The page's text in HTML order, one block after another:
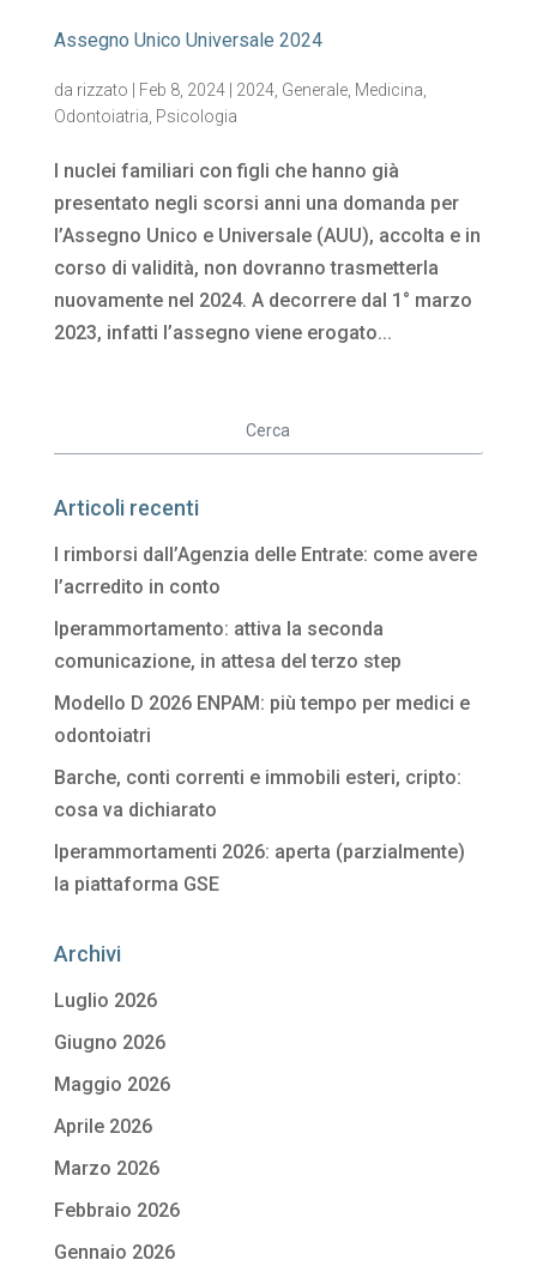
Assegno Unico Universale 2024
da rizzato Feb 8, 2024| 2024, Generale, Medicina
Odontoiatria Psicologia
I nuclei familiari con figli che hanno già
presentato negli scorsi anni una domanda per
l’Assegno Unico e Universale (AUU), accolta e in
corso di validità, non dovranno trasmetterla
nuovamente nel 2024. A decorrere dal 1° marzo
2023, infatti l’assegno viene erogato...
Articoli recenti
I rimborsi dall’Agenzia delle Entrate: come avere
l’acrredito in conto
Iperammortamento: attiva la seconda
comunicazione, in attesa del terzo step
Modello D 2026 ENPAM: più tempo per medici e
odontoiatri
Barche, conti correnti e immobili esteri, cripto:
cosa va dichiarato
Iperammortamenti 2026: aperta (parzialmente)
la piattaforma GSE
Archivi
Luglio 2026
Giugno 2026
Maggio 2026
Aprile 2026
Marzo 2026
Febbraio 2026
Gennaio 2026